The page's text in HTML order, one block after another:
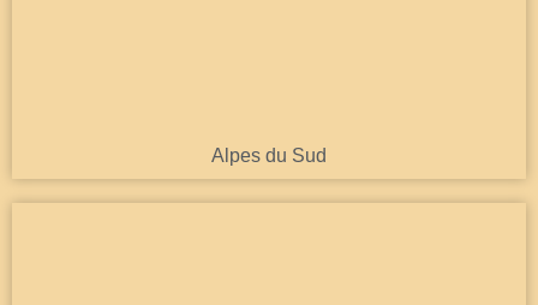
Alpes du Sud